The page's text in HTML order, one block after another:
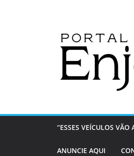
“ESSES VEÍCULOS
ANUNCIE AQUI